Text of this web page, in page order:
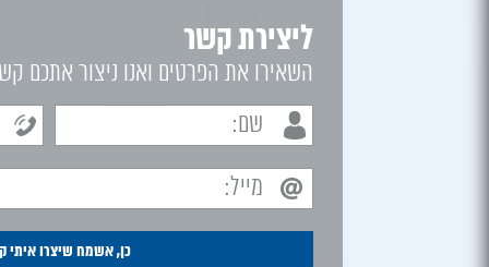
ליצירת קשר
השאירו את הפרטים ואנו ניצור אתכם